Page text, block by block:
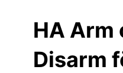
HA Arm
Disarm